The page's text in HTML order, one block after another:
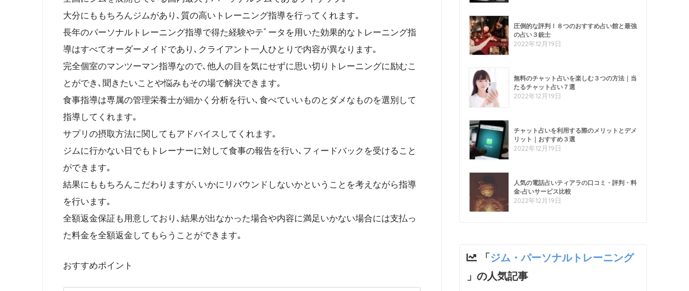
大分にももちろんジムがあり､質の高いトレーニング指導を行ってくれます｡
長年のパーソナルトレーニング指導で得た経験やテﾞータを用いた効果的なトレーニング指
導はすべてオーダーメイドであり､クライアント一人ひとりで内容が異なります｡
完全個室のマンツーマン指導なので､他人の目を気にせずに思い切りトレーニングに励むこ
とができ､聞きたいことや悩みもその場で解決できます｡
食事指導は専属の管理栄養士が細かく分析を行い､食べていいものとダメなものを選別して
指導してくれます｡
サプリの摂取方法に関してもアドバイスしてくれます｡
ジムに行かない日でもトレーナーに対して食事の報告を行い､フィードバックを受けること
ができます｡
結果にももちろんこだわりますが､いかにリバウンドしないかということを考えながら指導
を行います｡
全額返金保証も用意しており､結果が出なかった場合や内容に満足いかない場合には支払っ
た料金を全額返金してもらうことができます｡
おすすめポイント
圧倒的な評判！８つのおすすめ占い館と最強
の占い３銃士
2022年12月19日
無料のチャット占いを楽しむ３つの方法｜当
たるチャット占い７選
2022年12月19日
チャット占いを利用する際のメリットとデメ
リット｜おすすめ３選
2022年12月19日
人気の電話占いティアラの口コミ・評判・料
金-占いサービス比較
2022年12月19日
「ジム・パーソナルトレーニング
」の人気記事